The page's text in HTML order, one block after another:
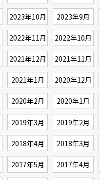
2023年10月 2023年9月
2022年11月 2022年10月
2021年12月 2021年11月
2021年1月 2020年12月
2020年2月 2020年1月
2019年3月 2019年2月
2018年4月 2018年3月
2017年5月 2017年4月